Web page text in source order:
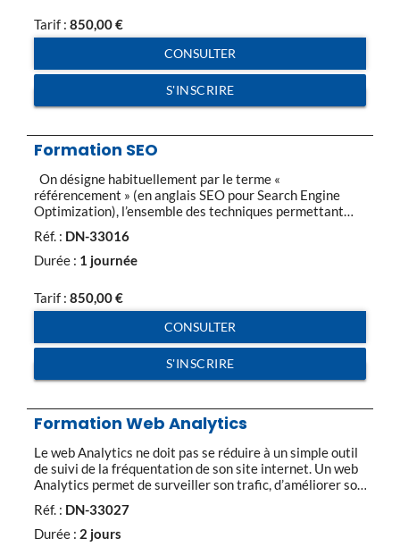
important […]
Tarif : 850,00€
CONSULTER
S'INSCRIRE
Formation SEO
On désigne habituellement par le terme «
référencement » (en anglais SEO pour Search Engine
Optimization), l’ensemble des techniques permettant
de l’exercice ne réside pas tant dans la promotion du site
auprès des moteurs de recherche que dans la
externe pour être bien […]
Réf. : DN-33016
Durée : 1 journée
Tarif : 850,00€
CONSULTER
S'INSCRIRE
Formation Web Analytics
Le web Analytics ne doit pas se réduire à un simple outil
de suivi de la fréquentation de son site internet. Un web
Analytics permet de surveiller son trafic, d’améliorer son
internautes, etc. Il faut savoir que la majorité des
utilisateurs utilisent moins de 20% des […]
Réf. : DN-33027
Durée : 2 jours